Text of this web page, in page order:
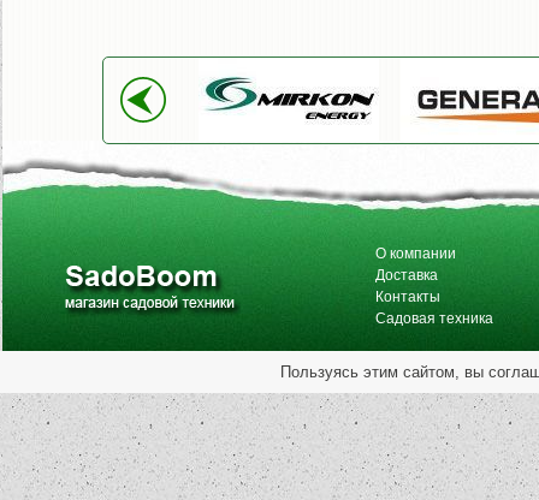
О компании
Доставка
Контакты
Садовая техника
Пользуясь этим сайтом, вы